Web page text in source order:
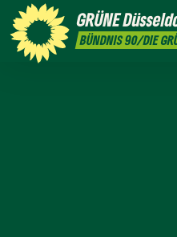
GRÜNE
BÜNDNIS 90/DIE
GRÜNFUNK
Stadtbezirke